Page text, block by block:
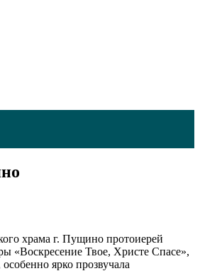
храма г. Пущино протоиерей
«Воскресение Твое, Христе Спасе»,
ярко прозвучала